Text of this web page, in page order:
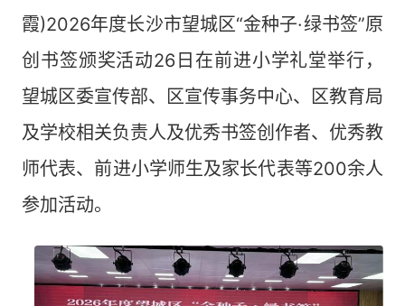
霞)2026年度长沙市望城区“金种子·绿书签”原
创书签颁奖活动26日在前进小学礼堂举行，
望城区委宣传部、区宣传事务中心、区教育局
及学校相关负责人及优秀书签创作者、优秀教
师代表、前进小学师生及家长代表等200余人
参加活动。